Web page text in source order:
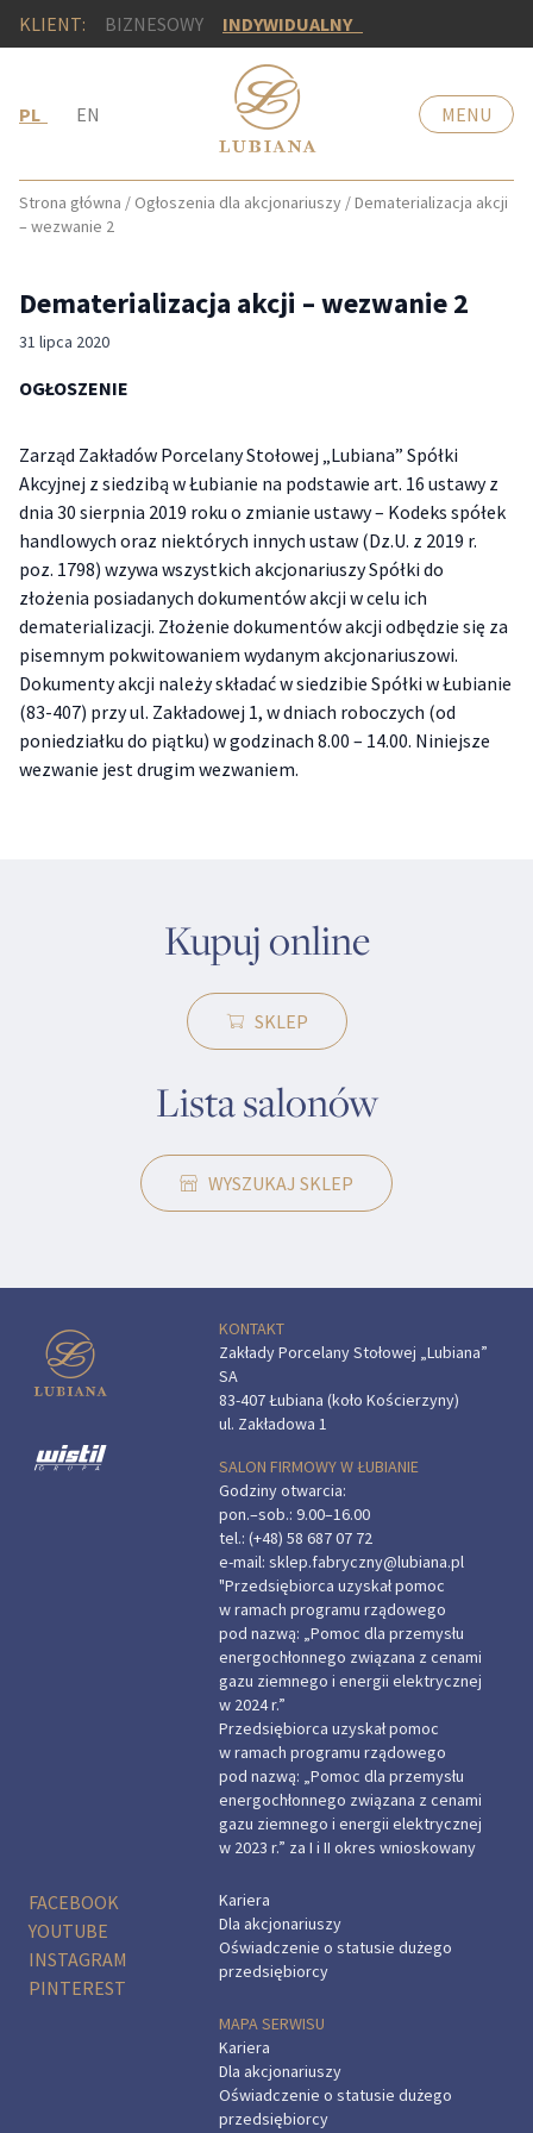
KLIENT: BIZNESOWY INDYWIDUALNY
PL EN MENU
Strona główna / Ogłoszenia dla akcjonariuszy /Dematerializacja akcji
– wezwanie 2
Dematerializacja akcji – wezwanie 2
31 lipca 2020
OGŁOSZENIE
Zarząd Zakładów Porcelany Stołowej „Lubiana” Spółki
Akcyjnej z siedzibą w Łubianie na podstawie art. 16 ustawy z
dnia 30 sierpnia 2019 roku o zmianie ustawy – Kodeks spółek
handlowych oraz niektórych innych ustaw (Dz.U. z 2019 r.
poz. 1798) wzywa wszystkich akcjonariuszy Spółki do
złożenia posiadanych dokumentów akcji w celu ich
dematerializacji. Złożenie dokumentów akcji odbędzie się za
pisemnym pokwitowaniem wydanym akcjonariuszowi.
Dokumenty akcji należy składać w siedzibie Spółki w Łubianie
(83-407) przy ul. Zakładowej 1, w dniach roboczych (od
poniedziałku do piątku) w godzinach 8.00 – 14.00. Niniejsze
wezwanie jest drugim wezwaniem.
Kupuj online
SKLEP
Lista salonów
WYSZUKAJ SKLEP
KONTAKT
Zakłady Porcelany Stołowej „Lubiana”
SA
83-407 Łubiana (koło Kościerzyny)
ul. Zakładowa 1
SALON FIRMOWY W ŁUBIANIE
Godziny otwarcia:
pon.–sob.: 9.00–16.00
tel.: (+48) 58 687 07 72
e-mail: sklep.fabryczny@lubiana.pl
"Przedsiębiorca uzyskał pomoc
w ramach programu rządowego
pod nazwą: „Pomoc dla przemysłu
energochłonnego związana z cenami
gazu ziemnego i energii elektrycznej
w 2024 r.”
Przedsiębiorca uzyskał pomoc
w ramach programu rządowego
pod nazwą: „Pomoc dla przemysłu
energochłonnego związana z cenami
gazu ziemnego i energii elektrycznej
w 2023 r.” za I i II okres wnioskowany
FACEBOOK
YOUTUBE
INSTAGRAM
PINTEREST
Kariera
Dla akcjonariuszy
Oświadczenie o statusie dużego
przedsiębiorcy
MAPA SERWISU
Kariera
Dla akcjonariuszy
Oświadczenie o statusie dużego
przedsiębiorcy